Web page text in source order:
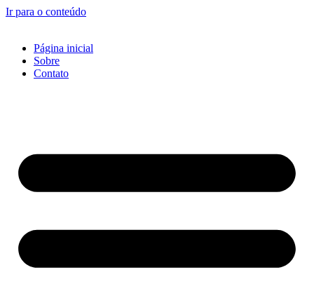
Ir para o conteúdo
Página inicial
Sobre
Contato